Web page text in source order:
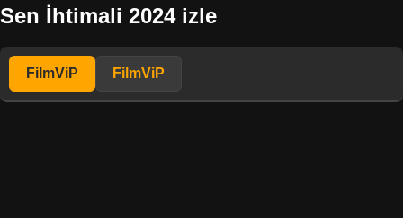
Sen İhtimali 2024 izle
FilmViP FilmViP